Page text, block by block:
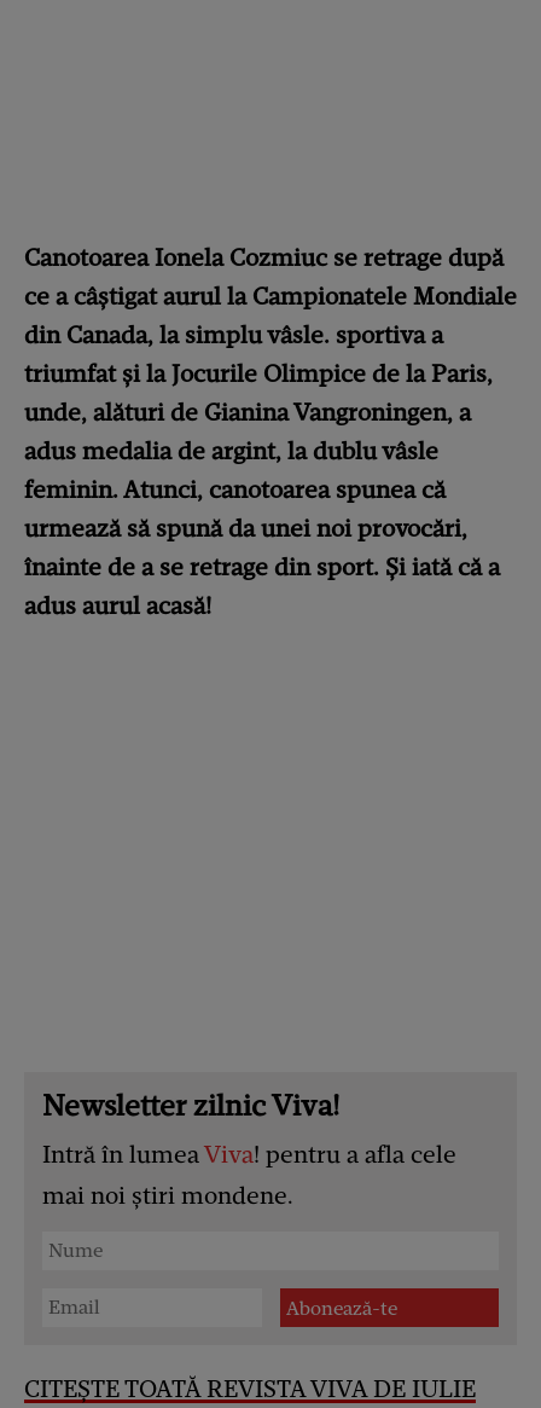
Canotoarea Ionela Cozmiuc se retrage după
ce a câștigat aurul la Campionatele Mondiale
din Canada, la simplu vâsle. sportiva a
triumfat și la Jocurile Olimpice de la Paris,
unde, alături de Gianina Vangroningen, a
adus medalia de argint, la dublu vâsle
feminin. Atunci, canotoarea spunea că
urmează să spună da unei noi provocări,
înainte de a se retrage din sport. Și iată că a
adus aurul acasă!
Newsletter zilnic Viva!
Intră în lumeaViva! pentru a afla cele
mai noi știri mondene.
CITEȘTE TOATĂ REVISTA VIVA DE IULIE